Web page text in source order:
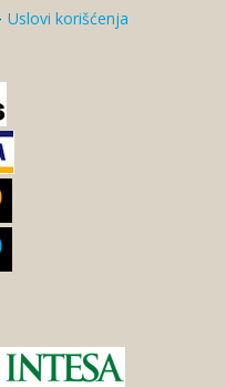
Uslovi korišćenja